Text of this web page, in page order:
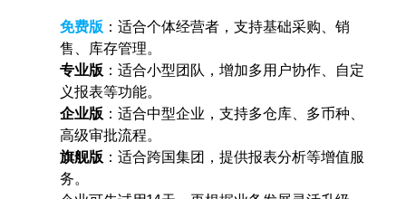
免费版 ：适合个体经营者，支持基础采购、销
售、库存管理。
专业版 ：适合小型团队，增加多用户协作、自定
义报表等功能。
企业版 ：适合中型企业，支持多仓库、多币种、
高级审批流程。
旗舰版 ：适合跨国集团，提供报表分析等增值服
务。